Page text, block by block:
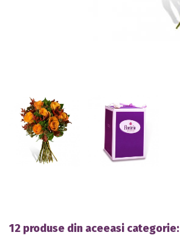
12 produse din aceeasi categorie: